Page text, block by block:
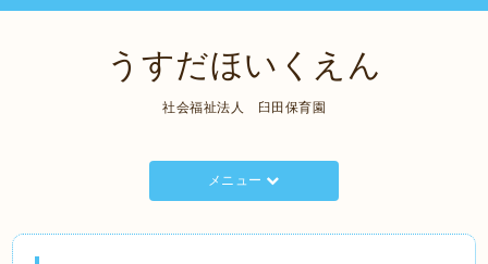
うすだほいくえん
社会福祉法人 臼田保育園
メニュー